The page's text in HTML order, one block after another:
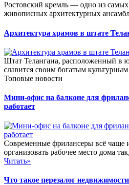
Ростовский кремль — одно из
живописных архитектурных
Архитектура храмов в штате
Штат Телангана, расположенный в
славится своим богатым
Топовые новости
Мини-офис на балконе для
работает
Современные фрилансеры всё чаще
организовать рабочее место дома
Читать»
Что такое перезалог